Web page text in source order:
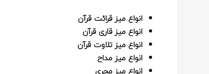
انواع میز قرائت قرآن
انواع میز قاری قرآن
انواع میز تلاوت قرآن
انواع میز مداح
انواع میز مجری